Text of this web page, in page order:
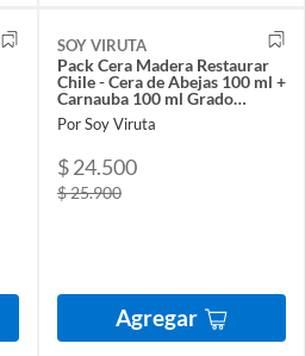
SOY VIRUTA
Pack Cera Madera Restaurar
Chile - Cera de Abejas 100 ml +
Carnauba 100 ml Grado
Alimenticio
Por Soy Viruta
$ 24.500
$ 25.900
Agregar